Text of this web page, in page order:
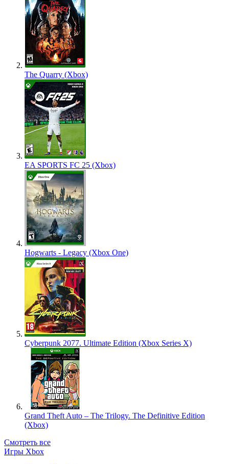
The Quarry (Xbox)
EA SPORTS FC 25 (Xbox)
Hogwarts - Legacy (Xbox One)
Cyberpunk 2077. Ultimate Edition (Xbox Series X)
Grand Theft Auto – The Trilogy. The Definitive Edition
(Xbox)
Смотреть все
Игры Xbox